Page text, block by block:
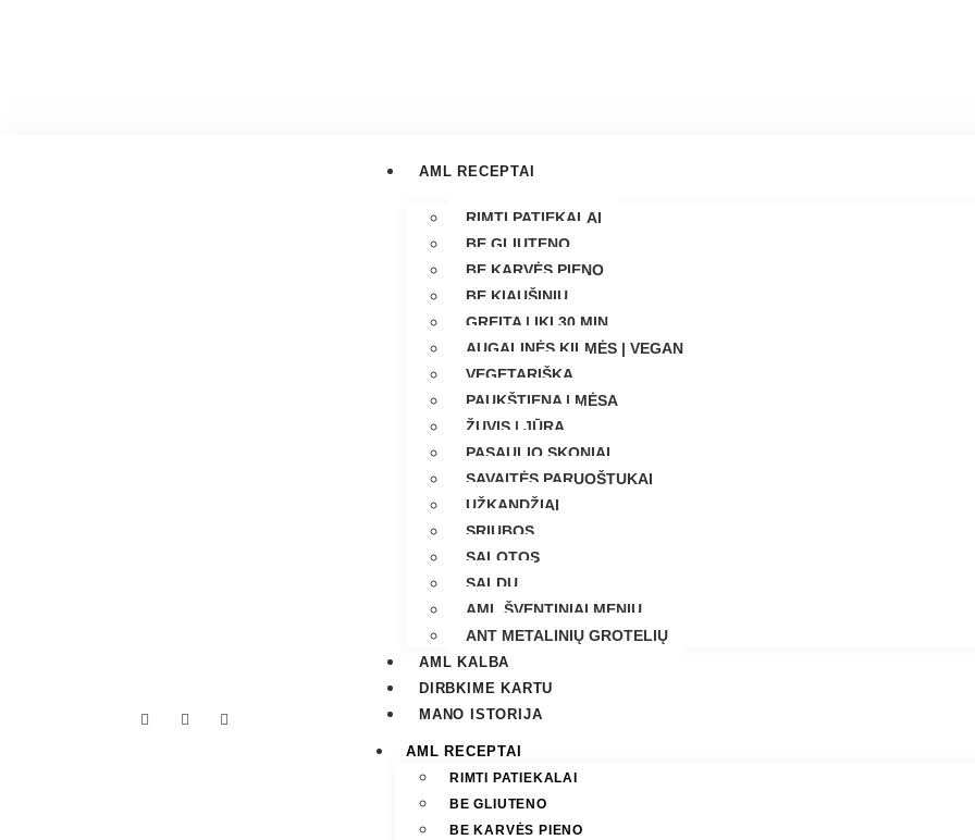
AML RECEPTAI
RIMTI PATIEKALAI
BE GLIUTENO
BE KARVĖS PIENO
BE KIAUŠINIŲ
GREITA | IKI 30 MIN
AUGALINĖS KILMĖS | VEGAN
VEGETARIŠKA
PAUKŠTIENA | MĖSA
ŽUVIS | JŪRA
PASAULIO SKONIAI
SAVAITĖS PARUOŠTUKAI
UŽKANDŽIAI
SRIUBOS
SALOTOS
SALDU
AML ŠVENTINIAI MENIU
ANT METALINIŲ GROTELIŲ
AML KALBA
DIRBKIME KARTU
MANO ISTORIJA
AML RECEPTAI
RIMTI PATIEKALAI
BE GLIUTENO
BE KARVĖS PIENO